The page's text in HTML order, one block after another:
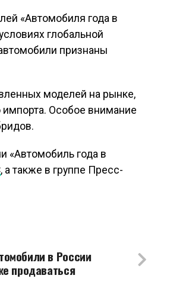
«Автомобиля года в
глобальной
признаны
моделей на рынке,
Особое внимание
«Автомобиль года в
, а также в группе Пресс-
в России
продаваться